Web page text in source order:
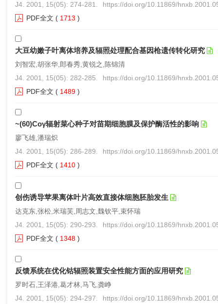
J4. 2001, 15(05): 274-281.
https://doi.org/10.11869/
PDF全文 ( 1713 )
大豆幼嫩子叶离体培养及辐照处理配合基因枪遗传转化研究
刘智宏,胡张华,郎春秀,黄锐之,陈锦清
J4. 2001, 15(05): 282-285.
https://doi.org/10.11869/
PDF全文 ( 1489 )
~(60)Coγ辐射菜心种子对苗期细胞膜及保护酶活性的影响
廖飞雄,潘瑞炽
J4. 2001, 15(05): 286-289.
https://doi.org/10.11869/
PDF全文 ( 1410 )
创伤诱导苹果离体叶片高效直接体细胞胚胎发生
达克东,张松,米瑞芙,周志文,魏钦平,束怀瑞
J4. 2001, 15(05): 290-293.
https://doi.org/10.11869/
PDF全文 ( 1348 )
反馈系统在优化钴辐照装置安全性能方面的应用研究
罗时石,王泽港,葛才林,马飞,龚峥
J4. 2001, 15(05): 294-297.
https://doi.org/10.11869/